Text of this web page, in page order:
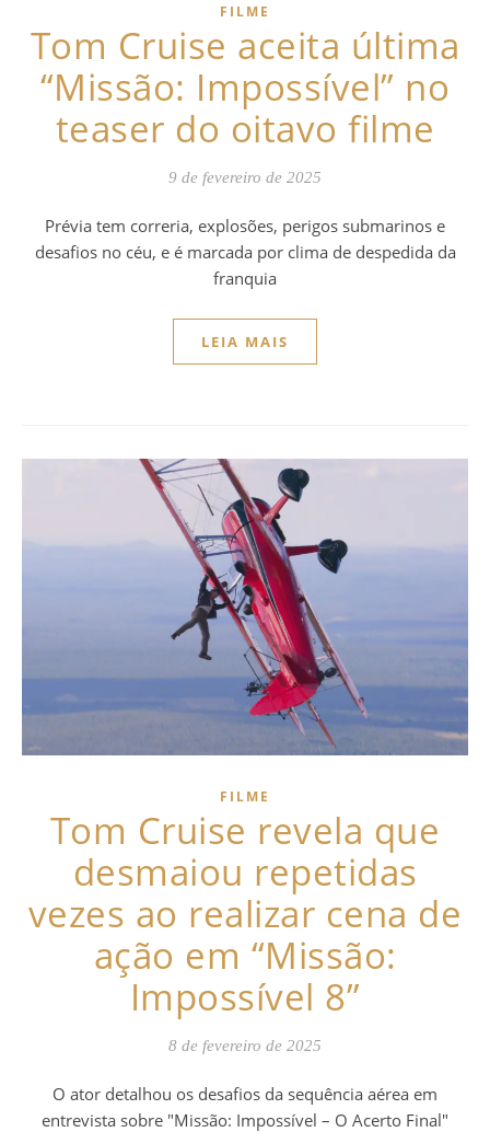
FILME
Tom Cruise aceita última
“Missão: Impossível” no
teaser do oitavo filme
9 de fevereiro de 2025
Prévia tem correria, explosões, perigos submarinos e
desafios no céu, e é marcada por clima de despedida da
franquia
LEIA MAIS
FILME
Tom Cruise revela que
desmaiou repetidas
vezes ao realizar cena de
ação em “Missão:
Impossível 8”
8 de fevereiro de 2025
O ator detalhou os desafios da sequência aérea em
entrevista sobre "Missão: Impossível – O Acerto Final"